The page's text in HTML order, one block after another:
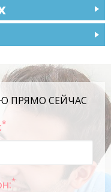
ПРЯМО СЕЙЧАС
*
*